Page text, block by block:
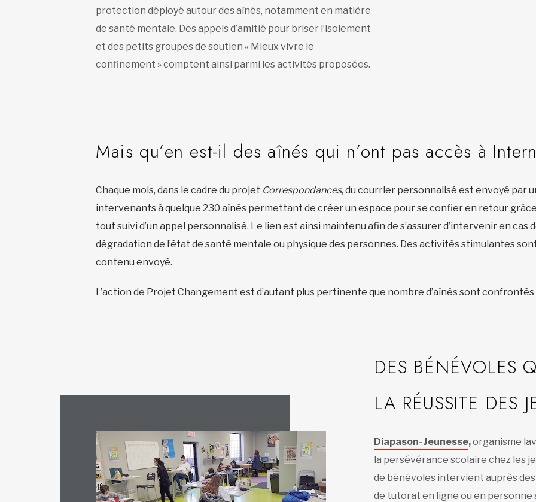
protection déployé autour des aînés, notamment en matière
de santé mentale. Des appels d’amitié pour briser l’isolement
et des petits groupes de soutien « Mieux vivre le
confinement » comptent ainsi parmi les activités proposées.
Mais qu’en est-il des aînés qui n’ont pas accès à
Chaque mois, dans le cadre du projet Correspondances, du courrier personnalisé est envoyé par
intervenants à quelque 230 aînés permettant de créer un espace pour se confier en retour
tout suivi d’un appel personnalisé. Le lien est ainsi maintenu afin de s’assurer d’intervenir en
dégradation de l’état de santé mentale ou physique des personnes. Des activités stimulantes
contenu envoyé.
L’action de Projet Changement est d’autant plus pertinente que nombre d’aînés sont confrontés
DES BÉNÉVOLES
LA RÉUSSITE DES
Diapason-Jeunesse,organisme
la persévérance scolaire chez les
de bénévoles intervient auprès
de tutorat en ligne ou en personne